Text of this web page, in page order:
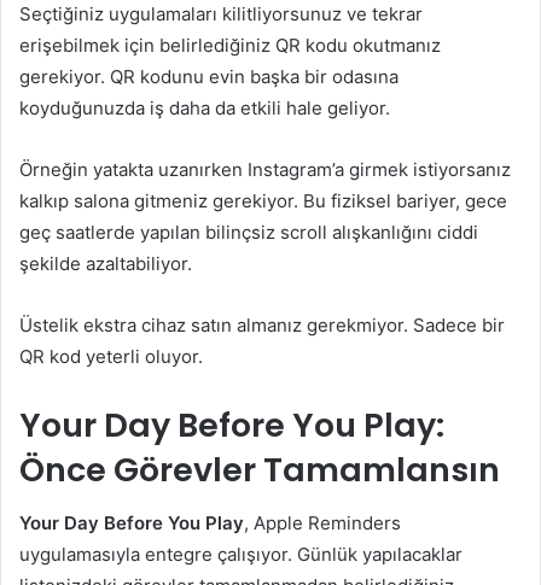
Seçtiğiniz uygulamaları kilitliyorsunuz ve tekrar
erişebilmek için belirlediğiniz QR kodu okutmanız
gerekiyor. QR kodunu evin başka bir odasına
koyduğunuzda iş daha da etkili hale geliyor.
Örneğin yatakta uzanırken Instagram’a girmek istiyorsanız
kalkıp salona gitmeniz gerekiyor. Bu fiziksel bariyer, gece
geç saatlerde yapılan bilinçsiz scroll alışkanlığını ciddi
şekilde azaltabiliyor.
Üstelik ekstra cihaz satın almanız gerekmiyor. Sadece bir
QR kod yeterli oluyor.
Your Day Before You Play:
Önce Görevler Tamamlansın
Your Day Before You Play, Apple Reminders
uygulamasıyla entegre çalışıyor. Günlük yapılacaklar